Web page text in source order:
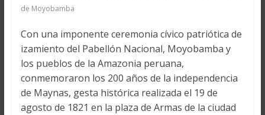
de Moyobamba
Con una imponente ceremonia cívico patriótica de
izamiento del Pabellón Nacional, Moyobamba y
los pueblos de la Amazonia peruana,
conmemoraron los 200 años de la independencia
de Maynas, gesta histórica realizada el 19 de
agosto de 1821 en la plaza de Armas de la ciudad